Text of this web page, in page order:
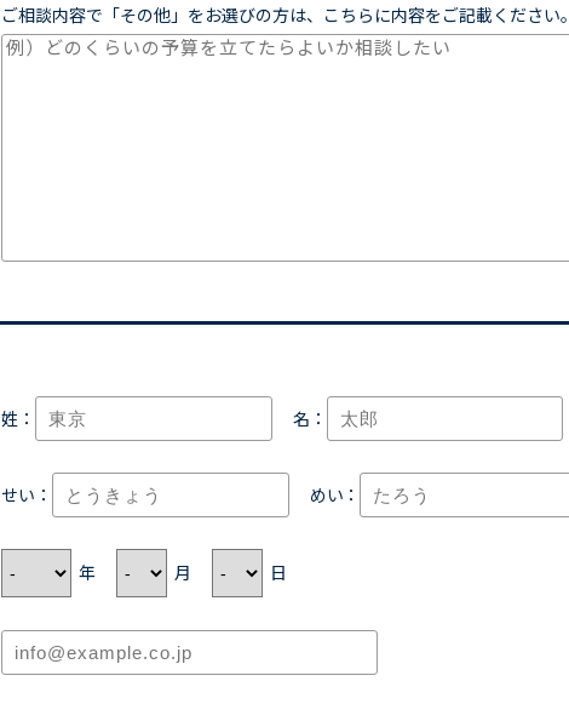
ご相談内容で「その他」をお選びの方は、こちらに内容をご記載ください。
姓： 名：
せい： めい：
年 月 日